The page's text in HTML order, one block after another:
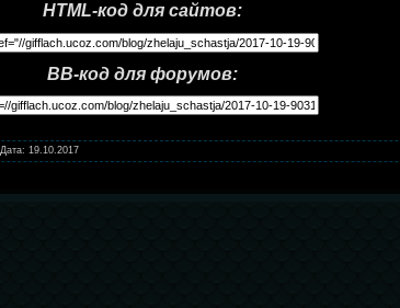
HTML-код для сайтов:
BB-код для форумов:
Дата: 19.10.2017